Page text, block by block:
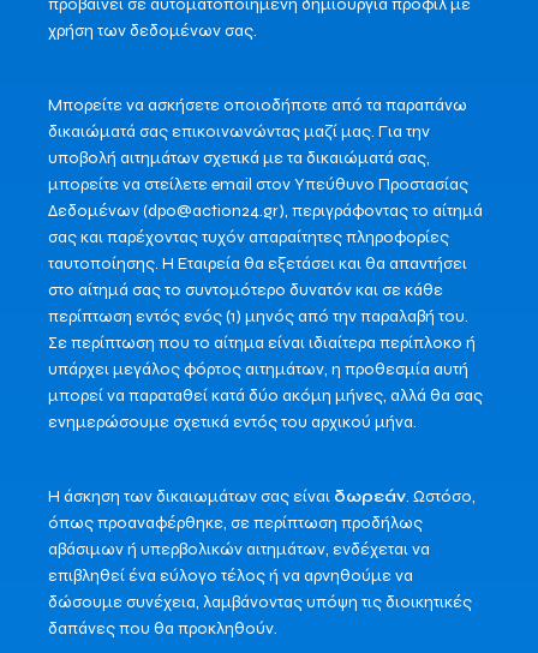
χρήση των δεδομένων σας.
Μπορείτε να ασκήσετε οποιοδήποτε από τα παραπάνω
δικαιώματά σας επικοινωνώντας μαζί μας. Για την
υποβολή αιτημάτων σχετικά με τα δικαιώματά σας,
μπορείτε να στείλετε email στον Υπεύθυνο Προστασίας
Δεδομένων (dpo@action24.gr), περιγράφοντας το αίτημά
σας και παρέχοντας τυχόν απαραίτητες πληροφορίες
ταυτοποίησης. Η Εταιρεία θα εξετάσει και θα απαντήσει
στο αίτημά σας το συντομότερο δυνατόν και σε κάθε
περίπτωση εντός ενός (1) μηνός από την παραλαβή του.
Σε περίπτωση που το αίτημα είναι ιδιαίτερα περίπλοκο ή
υπάρχει μεγάλος φόρτος αιτημάτων, η προθεσμία αυτή
μπορεί να παραταθεί κατά δύο ακόμη μήνες, αλλά θα σας
ενημερώσουμε σχετικά εντός του αρχικού μήνα.
Η άσκηση των δικαιωμάτων σας είναι δωρεάν. Ωστόσο,
όπως προαναφέρθηκε, σε περίπτωση προδήλως
αβάσιμων ή υπερβολικών αιτημάτων, ενδέχεται να
επιβληθεί ένα εύλογο τέλος ή να αρνηθούμε να
δώσουμε συνέχεια, λαμβάνοντας υπόψη τις διοικητικές
δαπάνες που θα προκληθούν.